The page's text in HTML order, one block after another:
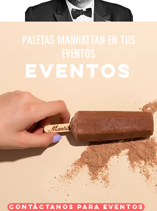
PALETAS MANHATTAN EN TUS
EVENTOS
eventOs
Contáctanos para Eventos